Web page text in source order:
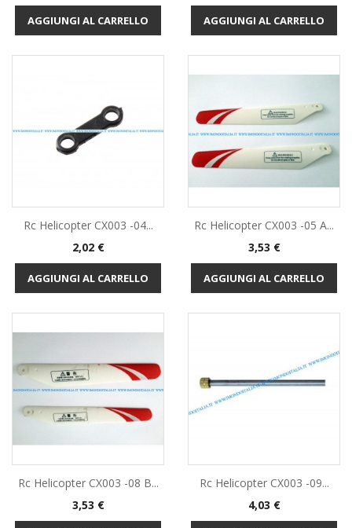
AGGIUNGI AL CARRELLO AGGIUNGI AL CARRELLO
Rc Helicopter CX003 -04...
Prezzo
2,02 €
AGGIUNGI AL CARRELLO
Rc Helicopter CX003 -05 A...
Prezzo
3,53 €
AGGIUNGI AL CARRELLO
Rc Helicopter CX003 -08 B...
Prezzo
3,53 €
Rc Helicopter CX003 -09...
Prezzo
4,03 €